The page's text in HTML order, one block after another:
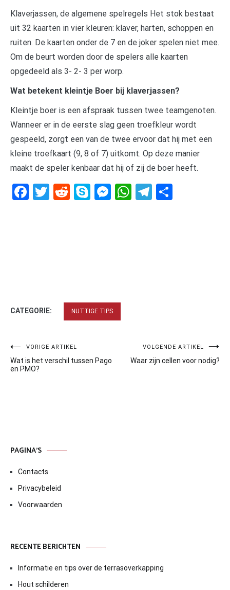
Klaverjassen, de algemene spelregels Het stok bestaat
uit 32 kaarten in vier kleuren: klaver, harten, schoppen en
ruiten. De kaarten onder de 7 en de joker spelen niet mee.
Om de beurt worden door de spelers alle kaarten
opgedeeld als 3- 2- 3 per worp.
Wat betekent kleintje Boer bij klaverjassen?
Kleintje boer is een afspraak tussen twee teamgenoten.
Wanneer er in de eerste slag geen troefkleur wordt
gespeeld, zorgt een van de twee ervoor dat hij met een
kleine troefkaart (9, 8 of 7) uitkomt. Op deze manier
maakt de speler kenbaar dat hij of zij de boer heeft.
Facebook
Twitter
RedditSkypeMessenger
WhatsApp
Telegram
CATEGORIE: NUTTIGE TIPS
Bericht
navigatie
VORIGE ARTIKEL
Wat is het verschil tussen Pago
en PMO?
VOLGENDE ARTIKEL
Waar zijn cellen voor nodig?
PAGINA’S
Contacts
Privacybeleid
Voorwaarden
RECENTE BERICHTEN
Informatie en tips over de terrasoverkapping
Hout schilderen